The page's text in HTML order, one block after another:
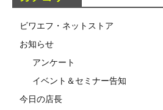
ビワエフ・ネットストア
お知らせ
アンケート
イベント＆セミナー告知
今日の店長